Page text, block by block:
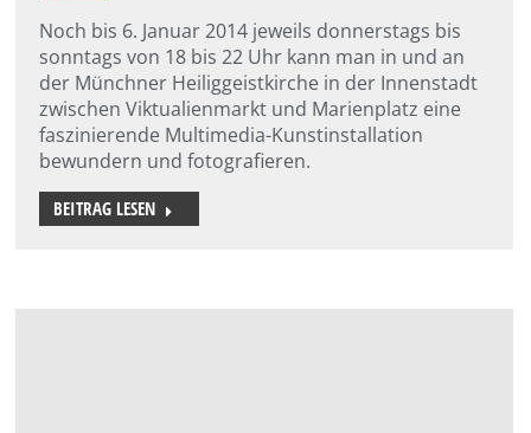
Noch bis 6. Januar 2014 jeweils donnerstags bis
sonntags von 18 bis 22 Uhr kann man in und an
der Münchner Heiliggeistkirche in der Innenstadt
zwischen Viktualienmarkt und Marienplatz eine
faszinierende Multimedia-Kunstinstallation
bewundern und fotografieren.
BEITRAG LESEN